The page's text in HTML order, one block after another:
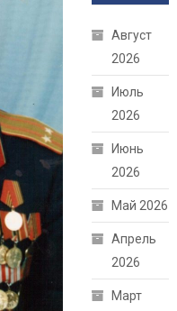
Август
2026
Июль
2026
Июнь
2026
Май 2026
Апрель
2026
Март